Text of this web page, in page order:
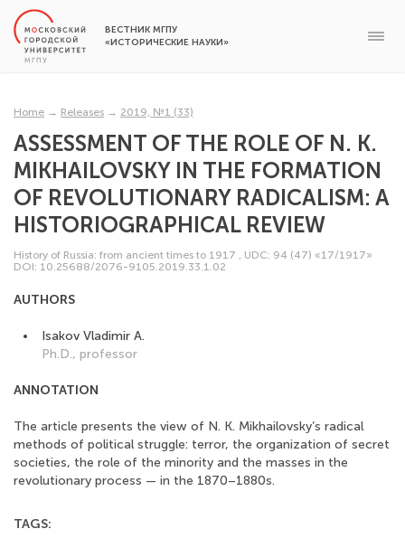
ВЕСТНИК МГПУ
«ИСТОРИЧЕСКИЕ НАУКИ»
Home → Releases → 2019, №1 (33)
ASSESSMENT OF THE ROLE OF N. K.
MIKHAILOVSKY IN THE FORMATION
OF REVOLUTIONARY RADICALISM: A
HISTORIOGRAPHICAL REVIEW
History of Russia: from ancient times to 1917 , UDC: 94 (47) «17/1917»
DOI: 10.25688/2076-9105.2019.33.1.02
AUTHORS
Isakov Vladimir A.
Ph.D., professor
ANNOTATION
The article presents the view of N. K. Mikhailovsky’s radical
methods of political struggle: terror, the organization of secret
societies, the role of the minority and the masses in the
revolutionary process — in the 1870–1880s.
TAGS: